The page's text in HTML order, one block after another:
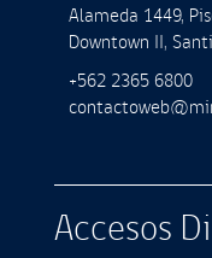
Alameda 1449,
Downtown II,
+562 2365 6800
Accesos